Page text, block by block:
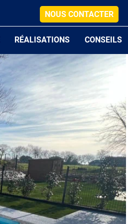
NOUS CONTACTER
RÉALISATIONS CONSEILS